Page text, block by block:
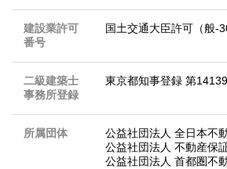
建設業許可
番号
国土交通大臣許可（般-
二級建築士
事務所登録
東京都知事登録 第
所属団体
公益社団法人 全日本不
公益社団法人 不動産保
公益社団法人 首都圏不